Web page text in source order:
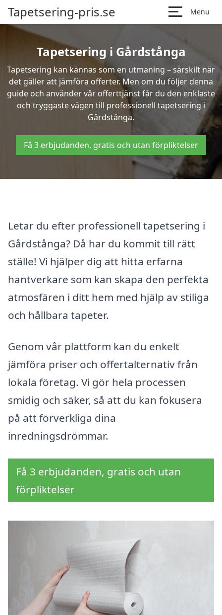
Tapetsering-pris.se Menu
Tapetsering i Gårdstånga
Tapetsering kan kännas som en utmaning – särskilt när
det gäller att jämföra offerter. Men om du följer denna
guide och använder vår offerttjänst får du den enklaste
och tryggaste vägen till professionell tapetsering i
Gårdstånga.
Få 3 erbjudanden, gratis och utan förpliktelser
Letar du efter professionell tapetsering i
Gårdstånga? Då har du kommit till rätt
ställe! Vi hjälper dig att hitta erfarna
hantverkare som kan skapa den perfekta
atmosfären i ditt hem med hjälp av stiliga
och hållbara tapeter.
Genom vår plattform kan du enkelt
jämföra priser och offertalternativ från
lokala företag. Vi gör hela processen
smidig och säker, så att du kan fokusera
på att förverkliga dina
inredningsdrömmar.
Få 3 erbjudanden, gratis och utan
förpliktelser